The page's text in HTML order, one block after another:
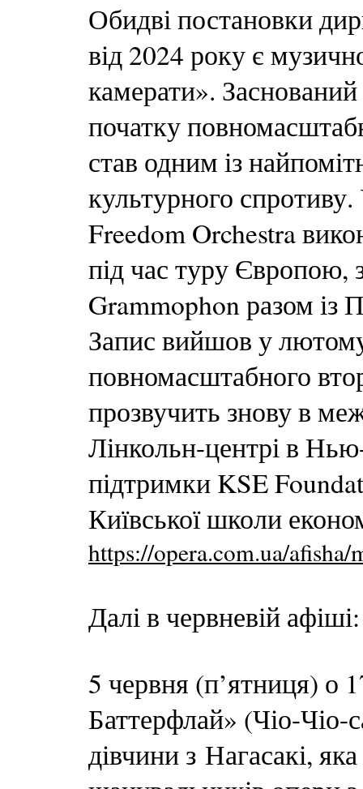
Обидві постановки
від 2024 року є
камерати».
початку
став одним із
культурного
Freedom Orchestra
під час туру Європою,
Grammophon разом із
Запис вийшов у
повномасштабного
прозвучить знову в
Лінкольн-центрі в
підтримки KSE
Київської школи
https://opera.com.ua/afisha/
Далі в червневій афіші:
5 червня (п’ятниця) о
Баттерфлай» (Чіо-Чіо-
дівчини з Нагасакі,